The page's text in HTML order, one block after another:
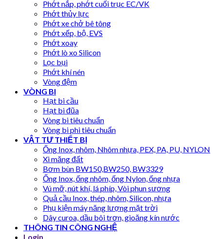
Phớt nắp, phớt cuối trục EC/VK
Phớt thủy lực
Phớt xe chở bê tông
Phớt xếp, bộ, EVS
Phớt xoay
Phớt lò xo Silicon
Lọc bụi
Phớt khí nén
Vòng đệm
VÒNG BI
Hạt bi cầu
Hạt bi đũa
Vòng bi tiêu chuẩn
Vòng bi phi tiêu chuẩn
VẬT TƯ THIẾT BỊ
Ống Inox, nhôm, Nhôm nhựa, PEX, PA, PU, NYLON
Xi măng đất
Bơm bùn BW150,BW250, BW3329
Ống Inox, ống nhôm, ống Nylon, ống nhựa
Vú mỡ, nút khí, lá phíp, Vòi phun sương
Quả cầu Inox, thép, nhôm, Silicon, nhựa
Phụ kiện máy năng lượng mặt trời
Dây curoa, dầu bôi trơn, gioăng kín nước
THÔNG TIN CÔNG NGHỆ
Login